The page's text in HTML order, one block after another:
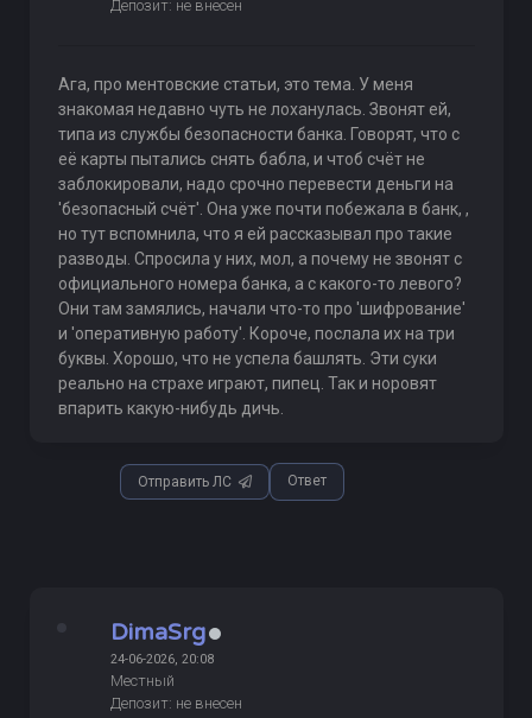
Депозит: не внесен
Ага, про ментовские статьи, это тема. У меня
знакомая недавно чуть не лоханулась. Звонят ей,
типа из службы безопасности банка. Говорят, что с
её карты пытались снять бабла, и чтоб счёт не
заблокировали, надо срочно перевести деньги на
'безопасный счёт'. Она уже почти побежала в банк, ,
но тут вспомнила, что я ей рассказывал про такие
разводы. Спросила у них, мол, а почему не звонят с
официального номера банка, а с какого-то левого?
Они там замялись, начали что-то про 'шифрование'
и 'оперативную работу'. Короче, послала их на три
буквы. Хорошо, что не успела башлять. Эти суки
реально на страхе играют, пипец. Так и норовят
впарить какую-нибудь дичь.
Отправить ЛС Ответ
DimaSrg
24-06-2026, 20:08
Местный
Депозит: не внесен